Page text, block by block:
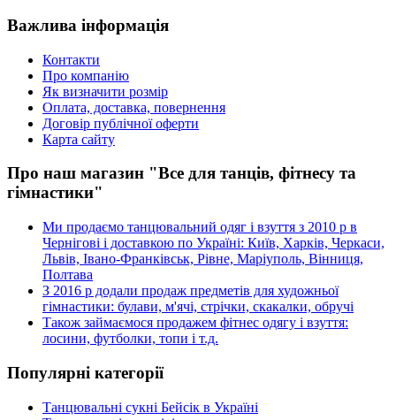
Важлива інформація
Контакти
Про компанію
Як визначити розмір
Оплата, доставка, повернення
Договір публічної оферти
Карта сайту
Про наш магазин "Все для танців, фітнесу та
гімнастики"
Ми продаємо танцювальний одяг і взуття з 2010 р в
Чернігові і доставкою по Україні: Київ, Харків, Черкаси,
Львів, Івано-Франківськ, Рівне, Маріуполь, Вінниця,
Полтава
З 2016 р додали продаж предметів для художньої
гімнастики: булави, м'ячі, стрічки, скакалки, обручі
Також займаємося продажем фітнес одягу і взуття:
лосини, футболки, топи і т.д.
Популярні категорії
Танцювальні сукні Бейсік в Україні